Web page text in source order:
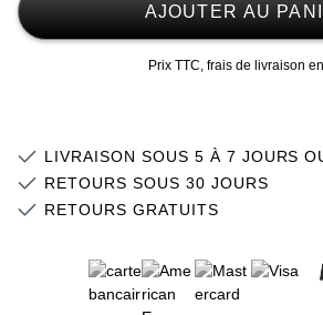
S
XL
AJOUTER AU
Prix TTC, frais de livraison
LIVRAISON SOUS 5 À 7 JOURS
RETOURS SOUS 30 JOURS
RETOURS GRATUITS